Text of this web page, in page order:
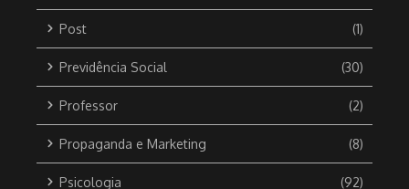
Post (1)
Previdência Social (30)
Professor (2)
Propaganda e Marketing (8)
Psicologia (92)